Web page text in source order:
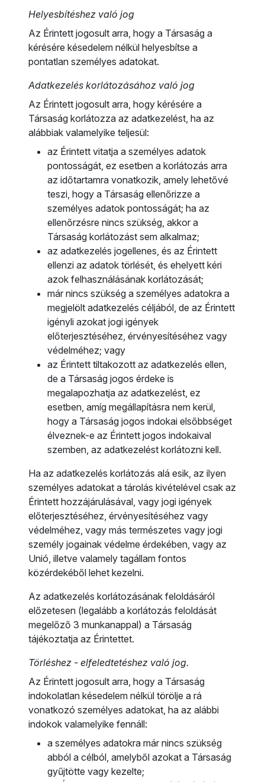
Helyesbítéshez való jog
Az Érintett jogosult arra, hogy a Társaság a
kérésére késedelem nélkül helyesbítse a
pontatlan személyes adatokat.
Adatkezelés korlátozásához való jog
Az Érintett jogosult arra, hogy kérésére a
Társaság korlátozza az adatkezelést, ha az
alábbiak valamelyike teljesül:
az Érintett vitatja a személyes adatok
pontosságát, ez esetben a korlátozás arra
az időtartamra vonatkozik, amely lehetővé
teszi, hogy a Társaság ellenőrizze a
személyes adatok pontosságát; ha az
ellenőrzésre nincs szükség, akkor a
Társaság korlátozást sem alkalmaz;
az adatkezelés jogellenes, és az Érintett
ellenzi az adatok törlését, és ehelyett kéri
azok felhasználásának korlátozását;
már nincs szükség a személyes adatokra a
megjelölt adatkezelés céljából, de az Érintett
igényli azokat jogi igények
előterjesztéséhez, érvényesítéséhez vagy
védelméhez; vagy
az Érintett tiltakozott az adatkezelés ellen,
de a Társaság jogos érdeke is
megalapozhatja az adatkezelést, ez
esetben, amíg megállapításra nem kerül,
hogy a Társaság jogos indokai elsőbbséget
élveznek-e az Érintett jogos indokaival
szemben, az adatkezelést korlátozni kell.
Ha az adatkezelés korlátozás alá esik, az ilyen
személyes adatokat a tárolás kivételével csak az
Érintett hozzájárulásával, vagy jogi igények
előterjesztéséhez, érvényesítéséhez vagy
védelméhez, vagy más természetes vagy jogi
személy jogainak védelme érdekében, vagy az
Unió, illetve valamely tagállam fontos
közérdekéből lehet kezelni.
Az adatkezelés korlátozásának feloldásáról
előzetesen (legalább a korlátozás feloldását
megelőző 3 munkanappal) a Társaság
tájékoztatja az Érintettet.
Törléshez - elfeledtetéshez való jog.
Az Érintett jogosult arra, hogy a Társaság
indokolatlan késedelem nélkül törölje a rá
vonatkozó személyes adatokat, ha az alábbi
indokok valamelyike fennáll:
a személyes adatokra már nincs szükség
abból a célból, amelyből azokat a Társaság
gyűjtötte vagy kezelte;